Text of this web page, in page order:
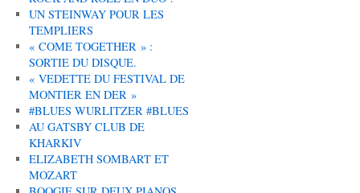
UN STEINWAY POUR LES
TEMPLIERS
« COME TOGETHER » :
SORTIE DU DISQUE.
« VEDETTE DU FESTIVAL DE
MONTIER EN DER »
#BLUES WURLITZER #BLUES
AU GATSBY CLUB DE
KHARKIV
ELIZABETH SOMBART ET
MOZART